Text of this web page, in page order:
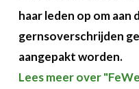
haar leden op om aan
gernsoverschrijden
aangepakt worden.
Lees meer over